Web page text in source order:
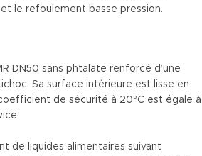
et le refoulement basse pression.
DN50 sans phtalate renforcé d’une
Sa surface intérieure est lisse en
de sécurité à 20°C est égale à
de liquides alimentaires suivant